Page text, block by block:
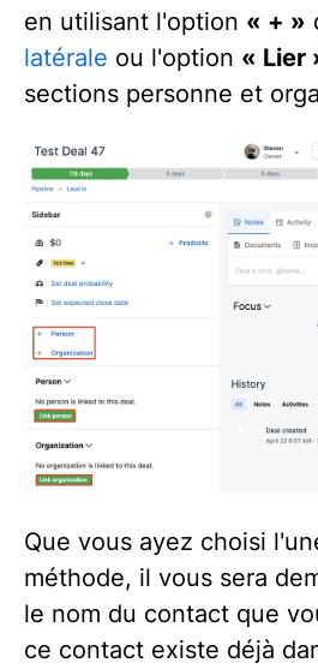
en utilisant l'option « + »
latérale ou l'option « Lier
sections personne et
Que vous ayez choisi
méthode, il vous sera
le nom du contact que
ce contact existe déjà